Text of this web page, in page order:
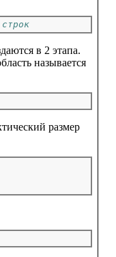
в 2 этапа.
называется
размер